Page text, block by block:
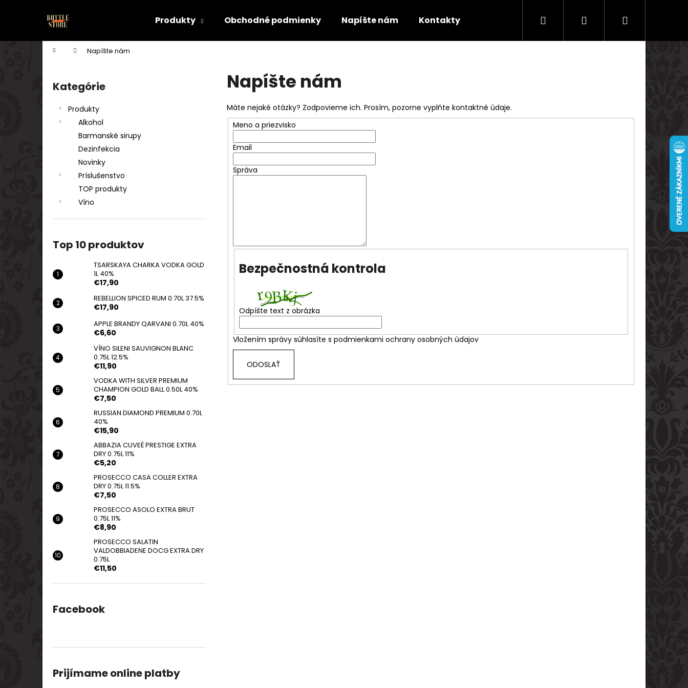
Produkty Obchodné podmienky Napíšte nám Kontakty Doprava a platbyHľadať PrihlásenieNákupný
Domov Napíšte nám
Preskočiť
kategórie
Kategórie
Produkty
Alkohol
Barmanské sirupy
Dezinfekcia
Novinky
Príslušenstvo
TOP produkty
Víno
Top 10 produktov
TSARSKAYA CHARKA VODKA GOLD
1L 40%
€17,90
REBELLION SPICED RUM 0.70L 37.5%
€17,90
APPLE BRANDY QARVANI 0.70L 40%
€6,60
VÍNO SILENI SAUVIGNON BLANC
0.75L 12.5%
€11,90
VODKA WITH SILVER PREMIUM
CHAMPION GOLD BALL 0.50L 40%
€7,50
RUSSIAN DIAMOND PREMIUM 0.70L
40%
€15,90
ABBAZIA CUVEÉ PRESTIGE EXTRA
DRY 0.75L 11%
€5,20
PROSECCO CASA COLLER EXTRA
DRY 0.75L 11.5%
€7,50
PROSECCO ASOLO EXTRA BRUT
0.75L 11%
€8,90
PROSECCO SALATIN
VALDOBBIADENE DOCG EXTRA DRY
0.75L
€11,50
Facebook
Prijímame online platby
Napíšte nám
Máte nejaké otázky? Zodpovieme ich. Prosím, pozorne vyplňte kontaktné údaje.
Meno a priezvisko
Email
Správa
Bezpečnostná kontrola
Odpíšte text z obrázka
Vložením správy súhlasíte s podmienkami ochrany osobných údajov
ODOSLAŤ
í
Späť
do
Späť
do
Odporúčame
40%
€17,90
€17,90